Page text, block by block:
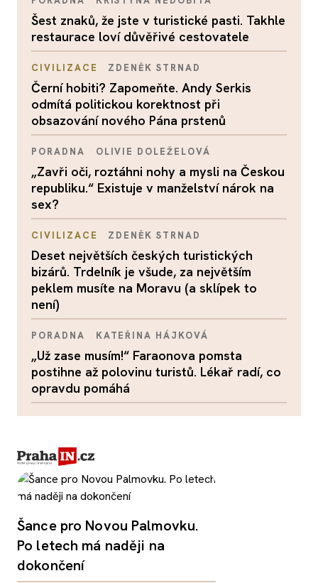
Šest znaků, že jste v turistické pasti. Takhle
restaurace loví důvěřivé cestovatele
CIVILIZACE ZDENĚK STRNAD
Černí hobiti? Zapomeňte. Andy Serkis
odmítá politickou korektnost při
obsazování nového Pána prstenů
PORADNA OLIVIE DOLEŽELOVÁ
„Zavři oči, roztáhni nohy a mysli na Českou
republiku.“ Existuje v manželství nárok na
sex?
CIVILIZACE ZDENĚK STRNAD
Deset největších českých turistických
bizárů. Trdelník je všude, za největším
peklem musíte na Moravu (a sklípek to
není)
PORADNA KATEŘINA HÁJKOVÁ
„Už zase musím!“ Faraonova pomsta
postihne až polovinu turistů. Lékař radí, co
opravdu pomáhá
Šance pro Novou Palmovku.
Po letech má naději na
dokončení